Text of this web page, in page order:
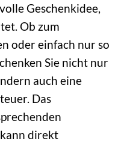
Geschenkidee,
Ob zum
oder einfach nur so
Sie nicht nur
auch eine
Das
direkt